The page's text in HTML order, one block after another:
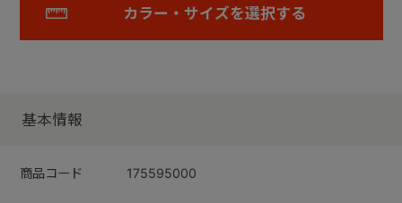
カラー・サイズを選択する
基本情報
商品コード 175595000